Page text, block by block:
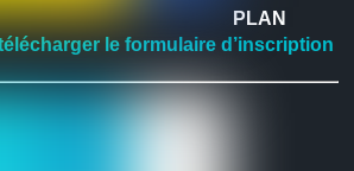
PLAN
le formulaire d’inscription